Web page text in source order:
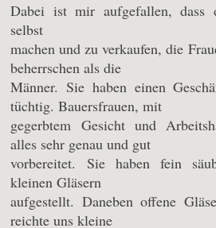
Dabei ist mir aufgefallen, dass
selbst
machen und zu verkaufen, die
beherrschen als die
Männer. Sie haben einen
tüchtig. Bauersfrauen, mit
gegerbtem Gesicht und
alles sehr genau und gut
vorbereitet. Sie haben fein
kleinen Gläsern
aufgestellt. Daneben offene
reichte uns kleine